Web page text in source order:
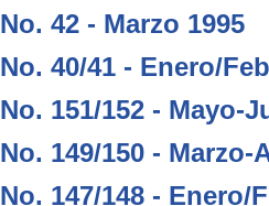
No. 42 - Marzo 1995
No. 40/41 - Enero/
No. 151/152 - Mayo-
No. 149/150 - Marzo-
No. 147/148 - Enero/